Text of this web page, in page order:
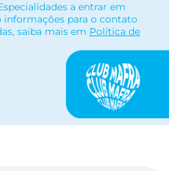
a entrar em
para o contato
saiba mais em Política de